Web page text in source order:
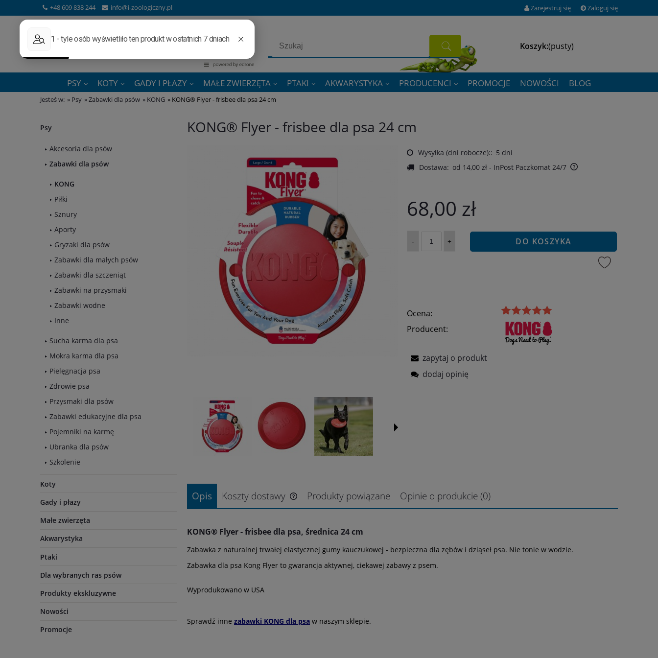
+48 609 838 244 info@i-zoologiczny.pl Zarejestruj się Zaloguj się
Koszyk:(pusty)
PSY KOTY GADY I PŁAZY MAŁE ZWIERZĘTA PTAKI AKWARYSTYKA PRODUCENCI PROMOCJE NOWOŚCI BLOG
Jesteś w: » Psy »Zabawki dla psów » KONG » KONG® Flyer - frisbee dla psa 24 cm
Psy
Akcesoria dla psów
Zabawki dla psów
KONG
Piłki
Sznury
Aporty
Gryzaki dla psów
Zabawki dla małych psów
Zabawki dla szczeniąt
Zabawki na przysmaki
Zabawki wodne
Inne
Sucha karma dla psa
Mokra karma dla psa
Pielęgnacja psa
Zdrowie psa
Przysmaki dla psów
Zabawki edukacyjne dla psa
Pojemniki na karmę
Ubranka dla psów
Szkolenie
Koty
Gady i płazy
Małe zwierzęta
Akwarystyka
Ptaki
Dla wybranych ras psów
Produkty ekskluzywne
Nowości
Promocje
KONG® Flyer - frisbee dla psa 24 cm
Wysyłka (dni robocze):: 5 dni
Dostawa: od 14,00 zł - InPost Paczkomat 24/7
68,00 zł
- + DO KOSZYKA
Ocena:
Producent:
zapytaj o produkt
dodaj opinię
Opis Koszty dostawy Produkty powiązane Opinie o produkcie (0)
KONG® Flyer - frisbee dla psa, średnica 24 cm
Zabawka z naturalnej trwałej elastycznej gumy kauczukowej - bezpieczna dla zębów i dziąseł psa. Nie tonie w wodzie.
Zabawka dla psa Kong Flyer to gwarancja aktywnej, ciekawej zabawy z psem.
Wyprodukowano w USA
Sprawdź inne zabawki KONG dla psa w naszym sklepie.